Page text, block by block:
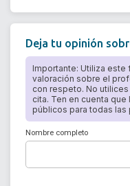
Deja tu opinión
Importante: Utiliza este
valoración sobre el
con respeto. No
cita. Ten en cuenta
públicos para todas
Nombre completo